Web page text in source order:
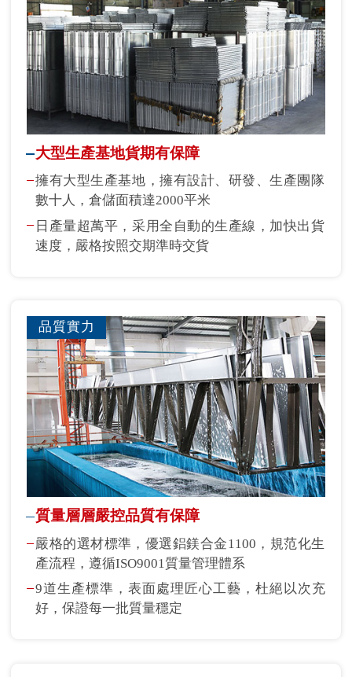
大型生產基地貨期有保障
擁有大型生產基地，擁有設計、研發、生產團隊
數十人，倉儲面積達2000平米
日產量超萬平，采用全自動的生產線，加快出貨
速度，嚴格按照交期準時交貨
品質實力
質量層層嚴控品質有保障
嚴格的選材標準，優選鋁鎂合金1100，規范化生
產流程，遵循ISO9001質量管理體系
9道生產標準，表面處理匠心工藝，杜絕以次充
好，保證每一批質量穩定